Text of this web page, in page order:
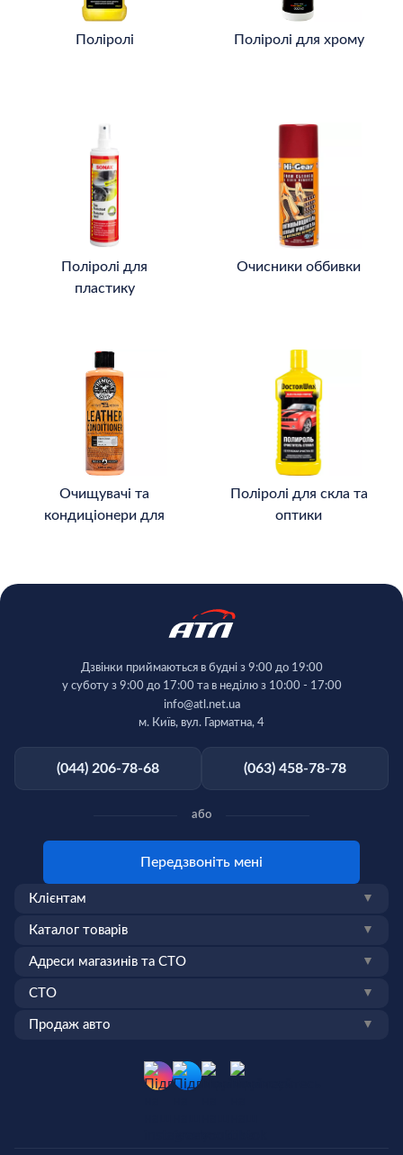
Поліролі Поліролі для хрому
Поліролі для
пластику
Очисники оббивки
Очищувачі та
кондиціонери для
Поліролі для скла та
оптики
(044) 206-78-68 (063) 458-78-78
Дзвінки приймаються в будні з 9:00 до 19:00
у суботу з 9:00 до 17:00 та в неділю з 10:00 - 17:00
info@atl.net.ua
м. Київ, вул. Гарматна, 4
або
Передзвоніть мені
Клієнтам ▼
Каталог товарів ▼
Адреси магазинів та СТО ▼
СТО ▼
Продаж авто ▼